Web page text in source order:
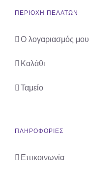
ΠΕΡΙΟΧΗ ΠΕΛΑΤΩΝ
Ο λογαριασμός μου
Καλάθι
Ταμείο
ΠΛΗΡΟΦΟΡΙΕΣ
Επικοινωνία